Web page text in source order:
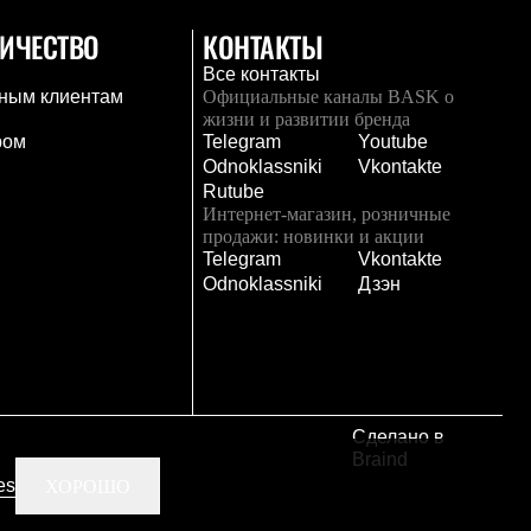
клиентам
КОНТАКТЫ
Все контакты
Официальные каналы BASK о
жизни и развитии бренда
Telegram
Youtube
Odnoklassniki
Vkontakte
Rutube
Интернет-магазин, розничные
продажи: новинки и акции
Telegram
Vkontakte
Odnoklassniki
Дзэн
Сделано в
Braind